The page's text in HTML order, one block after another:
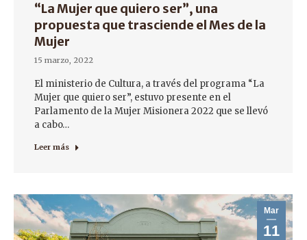
“La Mujer que quiero ser”, una
propuesta que trasciende el Mes de la
Mujer
15 marzo, 2022
El ministerio de Cultura, a través del programa “La
Mujer que quiero ser”, estuvo presente en el
Parlamento de la Mujer Misionera 2022 que se llevó
a cabo…
Leer más
Mar
11